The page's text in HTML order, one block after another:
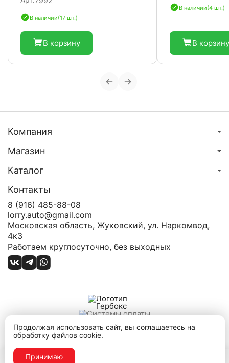
В наличии(17 шт.)
В корзину
В наличии(4 шт.)
В корзину
Компания
Магазин
Каталог
Контакты
8 (916) 485-88-08
lorry.auto@gmail.com
Московская область, Жуковский, ул. Наркомвод,
4к3
Работаем круглосуточно, без выходных
Карта сайта
Политика конфиденциальности
Публичная оферта
Данный сайт носит информационный характер и не
является публичной офертой.
Продолжая использовать сайт, вы соглашаетесь на
обработку файлов cookie.
Принимаю